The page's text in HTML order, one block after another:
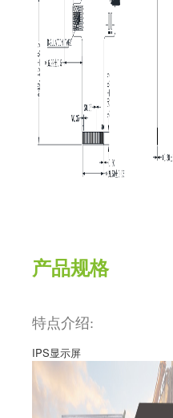
产品规格
特点介绍:
IPS显示屏